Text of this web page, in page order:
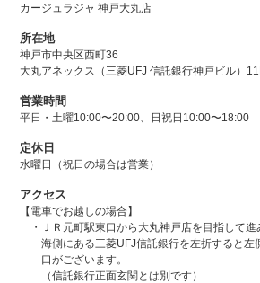
カージュラジャ 神戸大丸店
所在地
神戸市中央区西町36
大丸アネックス（三菱UFJ 信託銀行神戸ビル）
営業時間
平日・土曜10:00〜20:00、日祝日10:00〜18:00
定休日
水曜日（祝日の場合は営業）
アクセス
【電車でお越しの場合】
・ＪＲ元町駅東口から大丸神戸店を目指して進
海側にある三菱UFJ信託銀行を左折すると左
口がございます。
（信託銀行正面玄関とは別です）